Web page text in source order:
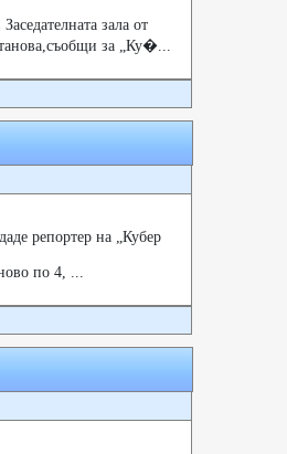
зала от
за „Ку�...
репортер на „Кубер
по 4, ...